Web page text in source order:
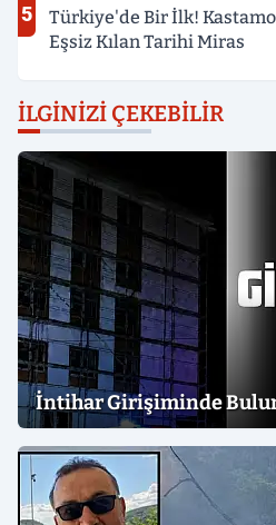
5
Türkiye'de Bir İlk!
Eşsiz Kılan Tarihi Miras
İLGINIZI ÇEKEBILIR
İntihar Girişiminde